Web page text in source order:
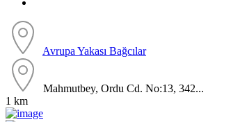
Avrupa Yakası Bağcılar
Mahmutbey, Ordu Cd. No:13, 342...
1 km